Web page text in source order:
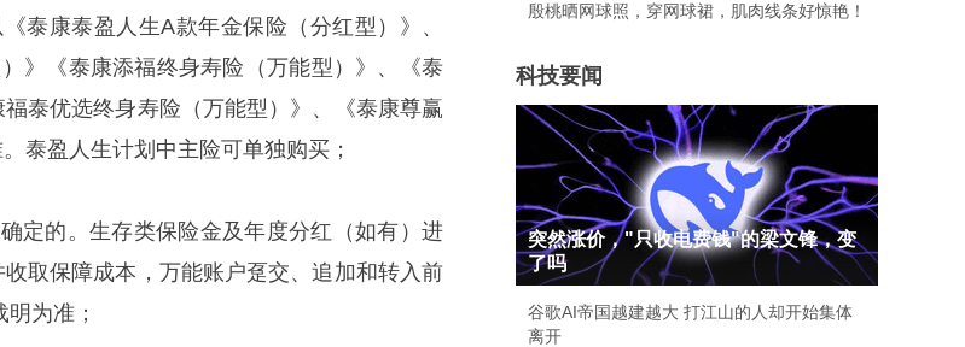
泰康泰盈人生A款年金保险（分红型）》、
》《泰康添福终身寿险（万能型）》、《泰
泰优选终身寿险（万能型）》、《泰康尊赢
泰盈人生计划中主险可单独购买；
定的。生存类保险金及年度分红（如有）进
取保障成本，万能账户趸交、追加和转入前
为准；
殷桃晒网球照，穿网球裙，肌肉线条好惊艳！
科技要闻
突然涨价，"只收电费钱"的梁文锋，变
了吗
谷歌AI帝国越建越大 打江山的人却开始集体
离开